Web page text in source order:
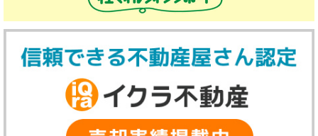
2025年冬季休業のお知らせ（12月27日～1月5日）
す。
【冬季休業期間】
休業期間中にいただいたお問い合わせ等につきましては、2026年1月6
日（火）より順次対応させていただきます。
パレステージ日吉さくらが丘価格改定しました。